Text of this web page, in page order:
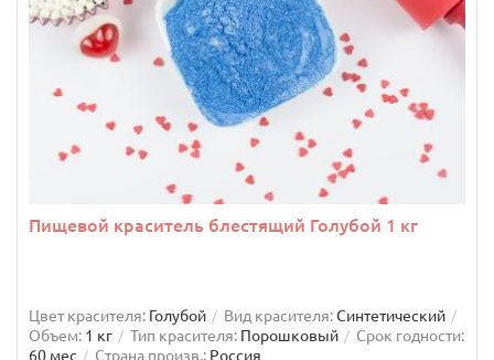
Пищевой краситель блестящий Голубой 1 кг
Цвет красителя: Голубой Вид красителя:Синтетический
Объем: 1 кг Тип красителя: Порошковый
Срок годности:
60 мес
Страна произв.: Россия